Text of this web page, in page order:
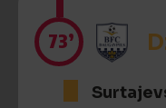
73’